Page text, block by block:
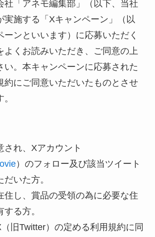
社「アネモ編集部」（以下、当社
実施する「Xキャンペーン」（以
ーンといいます）に応募いただく
よくお読みいただき、ご同意の上
い。本キャンペーンに応募された
約にご同意いただいたものとさせ
され、Xアカウント
）のフォロー及び該当ツイート
いた方。
住し、賞品の受領の為に必要な住
る方。
（旧Twitter）の定める利用規約に同